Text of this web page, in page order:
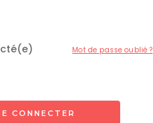
Mot de passe oublié ?
CONNECTER